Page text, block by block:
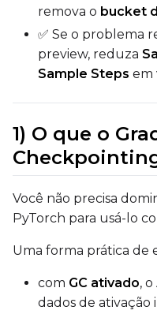
remova o bucket
✅ Se o problema
preview, reduza
Sample Steps em
1) O que o
Você não precisa
PyTorch para usá-lo
Uma forma prática de
com GC ativado,
dados de ativação